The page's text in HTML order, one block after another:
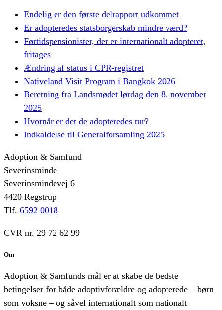
Endelig er den første delrapport udkommet
Er adopteredes statsborgerskab mindre værd?
Førtidspensionister, der er internationalt adopteret,
fritages
Ændring af status i CPR-registret
Nativeland Visit Program i Bangkok 2026
Beretning fra Landsmødet lørdag den 8. november
2025
Hvornår er det de adopteredes tur?
Indkaldelse til Generalforsamling 2025
Adoption & Samfund
Severinsminde
Severinsmindevej 6
4420 Regstrup
Tlf. 6592 0018
CVR nr. 29 72 62 99
Om
Adoption & Samfunds mål er at skabe de bedste
betingelser for både adoptivforældre og adopterede – børn
som voksne – og såvel internationalt som nationalt